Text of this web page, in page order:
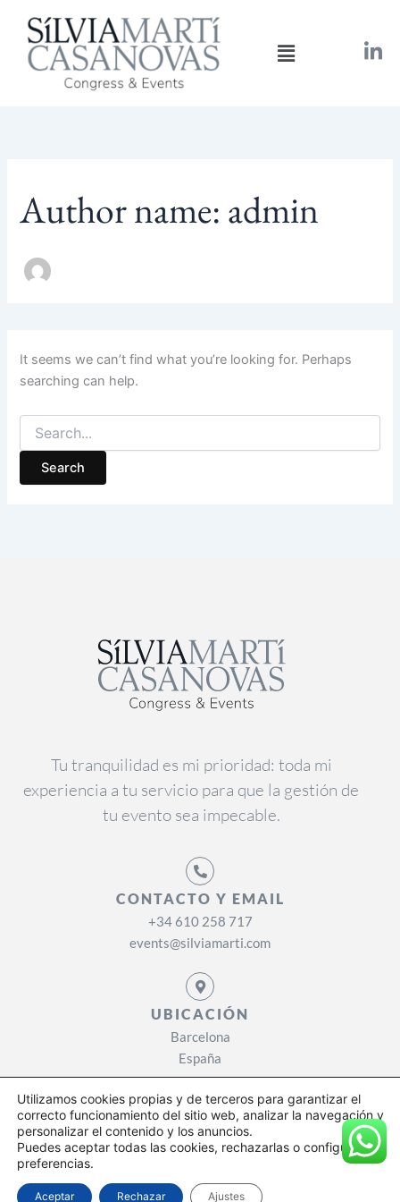
content
Menu
Author name: admin
It seems we can’t find what you’re looking for. Perhaps
searching can help.
for:
Tu tranquilidad es mi prioridad: toda mi
experiencia a tu servicio para que la gestión de
tu evento sea impecable.
CONTACTO Y EMAIL
+34 610 258 717
events@silviamarti.com
UBICACIÓN
Barcelona
España
© Web desarrollada por
Politica de privacidad Avisos legalPolitica de cookies
Utilizamos cookies propias y de terceros para garantizar el
correcto funcionamiento del sitio web, analizar la navegación y
personalizar el contenido y los anuncios.
Puedes aceptar todas las cookies, rechazarlas o configurar tus
preferencias.
Aceptar Rechazar Ajustes